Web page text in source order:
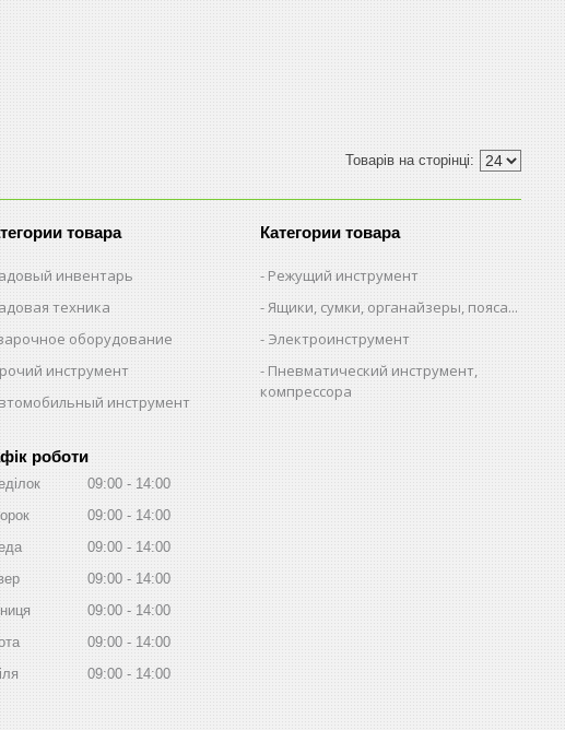
товара
инвентарь
техника
оборудование
инструмент
инструмент
Категории товара
Режущий инструмент
Ящики, сумки, органайзеры, пояса...
Электроинструмент
Пневматический инструмент,
компрессора
роботи
09:00
14:00
09:00
14:00
09:00
14:00
09:00
14:00
09:00
14:00
09:00
14:00
09:00 14:00